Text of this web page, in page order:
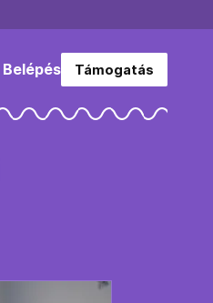
Belépés Támogatás